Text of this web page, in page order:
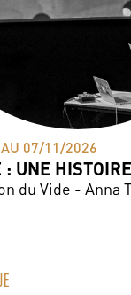
07/11/2026
: UNE
du Vide - Anna